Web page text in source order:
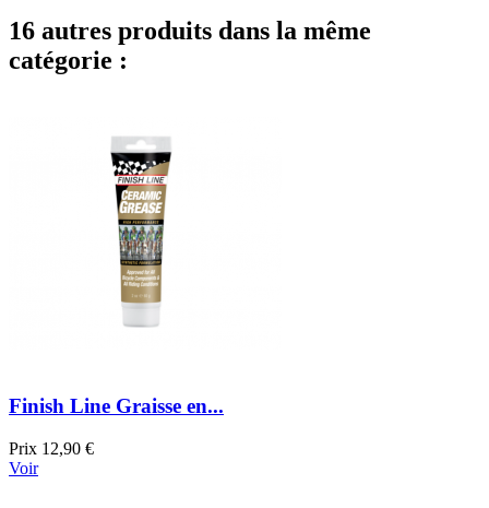
16 autres produits dans la même
catégorie :
Finish Line Graisse en...
Prix 12,90 €
Voir